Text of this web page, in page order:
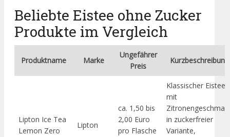
Beliebte Eistee ohne Zucker
Produkte im Vergleich
Produktname Marke
Ungefährer
Preis
Kurzbeschreibung
Lipton Ice Tea
Lemon Zero
Lipton
ca. 1,50 bis
2,00 Euro
pro Flasche
Klassischer Eistee
mit
in zuckerfreier
Variante,